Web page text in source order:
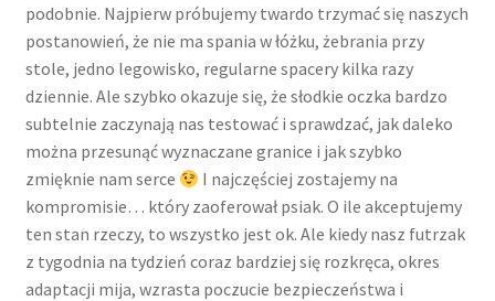
15 marca, 2024
25 marca, 2024
6 kwietnia , 2024
16 kwietnia, 2024
26 kwietnia, 2024
podobnie. Najpierw próbujemy twardo trzymać się naszych
postanowień, że nie ma spania w łóżku, żebrania przy
stole, jedno legowisko, regularne spacery kilka razy
dziennie. Ale szybko okazuje się, że słodkie oczka bardzo
subtelnie zaczynają nas testować i sprawdzać, jak daleko
można przesunąć wyznaczane granice i jak szybko
zmięknie nam serce
I najczęściej zostajemy na
kompromisie… który zaoferował psiak. O ile akceptujemy
ten stan rzeczy, to wszystko jest ok. Ale kiedy nasz futrzak
z tygodnia na tydzień coraz bardziej się rozkręca, okres
adaptacji mija, wzrasta poczucie bezpieczeństwa i